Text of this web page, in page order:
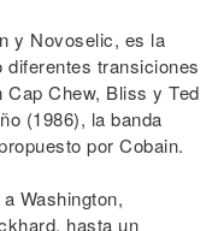
y Novoselic, es la
transiciones
Chew, Bliss y Ted
(1986), la banda
por Cobain.
Washington,
hasta un